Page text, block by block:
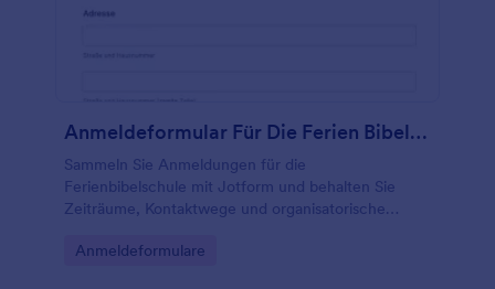
Anmeldeformular Für Die Ferien Bibelschule
Sammeln Sie Anmeldungen für die
Ferienbibelschule mit Jotform und behalten Sie
Zeiträume, Kontaktwege und organisatorische
übersichtlich an einem Ort.
Go to Category:
Anmeldeformulare